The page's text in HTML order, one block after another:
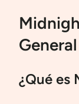
General
¿Qué es